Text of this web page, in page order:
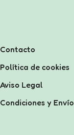
Contacto
Política de cookies
Aviso Legal
Condiciones y Envío